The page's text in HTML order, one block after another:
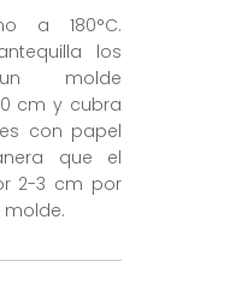
a 180°C.
los
molde
cm y cubra
con papel
que el
2-3 cm por